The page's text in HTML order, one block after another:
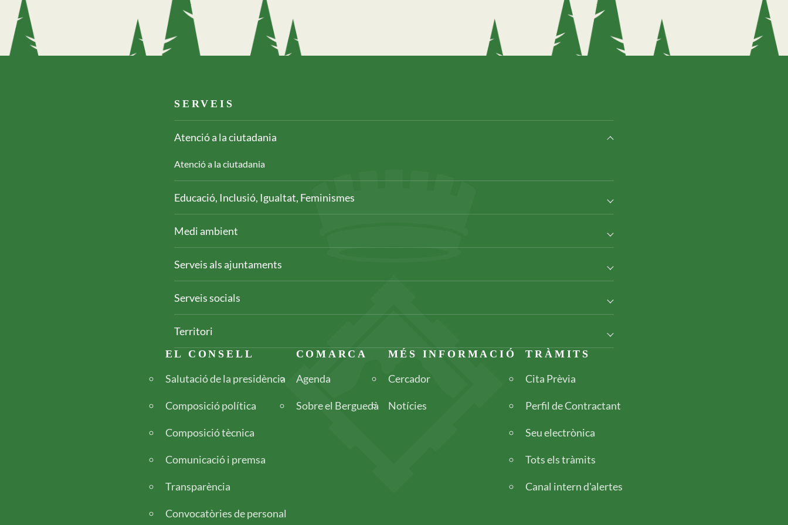
Footer serveis
SERVEIS
Atenció a la ciutadania
Atenció a la ciutadania
Educació, Inclusió, Igualtat, Feminismes
Medi ambient
Serveis als ajuntaments
Serveis socials
Territori
Footer
EL CONSELL
Salutació de la presidència
Composició política
Composició tècnica
Comunicació i premsa
Transparència
Convocatòries de personal
COMARCA
Agenda
Sobre el Berguedà
MÉS INFORMACIÓ
Cercador
Notícies
TRÀMITS
Cita Prèvia
Perfil de Contractant
Seu electrònica
Tots els tràmits
Canal intern d'alertes